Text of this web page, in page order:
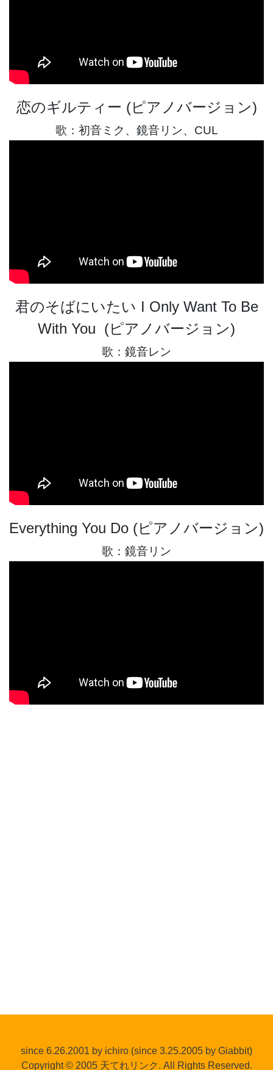
恋のギルティー (ピアノバージョン)
歌：初音ミク、鏡音リン、CUL
君のそばにいたい I Only Want To Be
With You (ピアノバージョン)
歌：鏡音レン
Everything You Do (ピアノバージョン)
歌：鏡音リン
since 6.26.2001 by ichiro (since 3.25.2005 by Giabbit)
Copyright © 2005 天てれリンク. All Rights Reserved.